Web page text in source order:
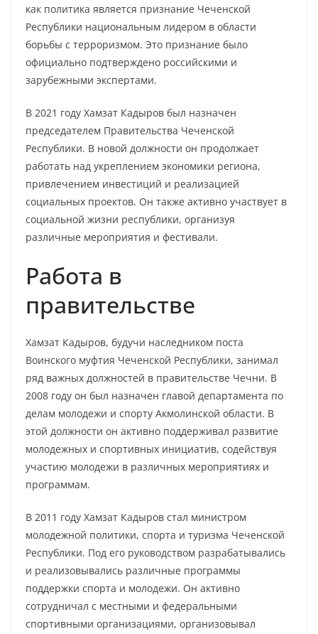
как политика является признание Чеченской
Республики национальным лидером в области
борьбы с терроризмом. Это признание было
официально подтверждено российскими и
зарубежными экспертами.
В 2021 году Хамзат Кадыров был назначен
председателем Правительства Чеченской
Республики. В новой должности он продолжает
работать над укреплением экономики региона,
привлечением инвестиций и реализацией
социальных проектов. Он также активно участвует в
социальной жизни республики, организуя
различные мероприятия и фестивали.
Работа в
правительстве
Хамзат Кадыров, будучи наследником поста
Воинского муфтия Чеченской Республики, занимал
ряд важных должностей в правительстве Чечни. В
2008 году он был назначен главой департамента по
делам молодежи и спорту Акмолинской области. В
этой должности он активно поддерживал развитие
молодежных и спортивных инициатив, содействуя
участию молодежи в различных мероприятиях и
программам.
В 2011 году Хамзат Кадыров стал министром
молодежной политики, спорта и туризма Чеченской
Республики. Под его руководством разрабатывались
и реализовывались различные программы
поддержки спорта и молодежи. Он активно
сотрудничал с местными и федеральными
спортивными организациями, организовывал